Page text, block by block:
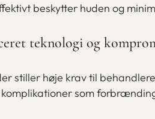
beskytter huden og
teknologi og
stiller høje krav til
som